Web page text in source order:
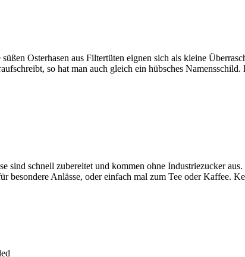
Osterhasen aus Filtertüten eignen sich als kleine
so hat man auch gleich ein hübsches
sind schnell zubereitet und kommen ohne Industriezucker
besondere Anlässe, oder einfach mal zum Tee oder Kaffee.